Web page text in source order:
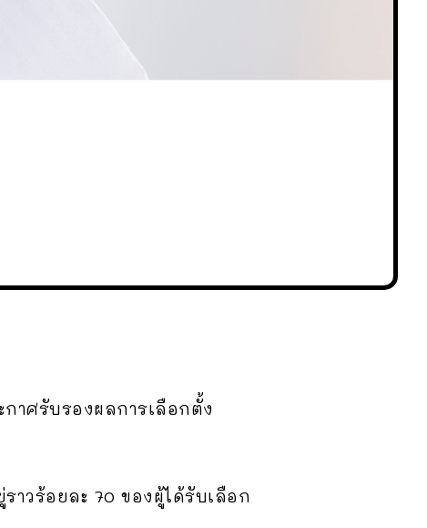
าศรับรองผลการเลือกตั้ง
วร้อยละ 70 ของผู้ได้รับเลือก